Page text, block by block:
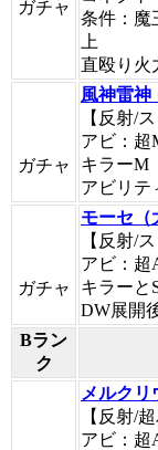
ガチャ
条件：魔
上
直殴り火
ガチャ
風神雷神
【反射/
アビ：超
キラーM
アビリテ
ガチャ
モーセ（
【反射/
アビ：超
キラーと
DW展開
Bラン
ク
メルクリ
【反射/
アビ：超